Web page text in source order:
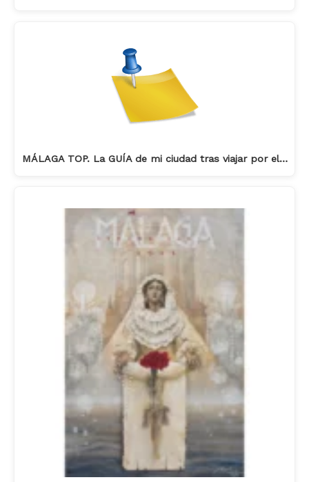
MÁLAGA TOP. La GUÍA de mi ciudad tras viajar por el…